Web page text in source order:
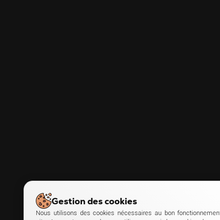
Gestion des cookies
Nous utilisons des cookies nécessaires au bon